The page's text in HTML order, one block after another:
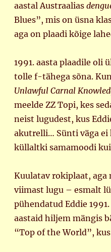
aastal Austraalias
Blues”, mis on üsna
aga on plaadi kõige
1991. aasta plaadile oli
tolle f-tähega sõna.
Unlawful Carnal
meelde ZZ Topi, kes
neist lugudest, kus
akutrelli… Sünti väga ei
küllaltki samamoodi
Kuulatav rokiplaat,
viimast lugu – esmalt
pühendatud Eddie
aastaid hiljem mängis
“Top of the World”,